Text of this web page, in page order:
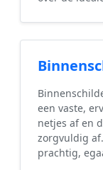
een vaste,
netjes af en
zorgvuldig
prachtig,